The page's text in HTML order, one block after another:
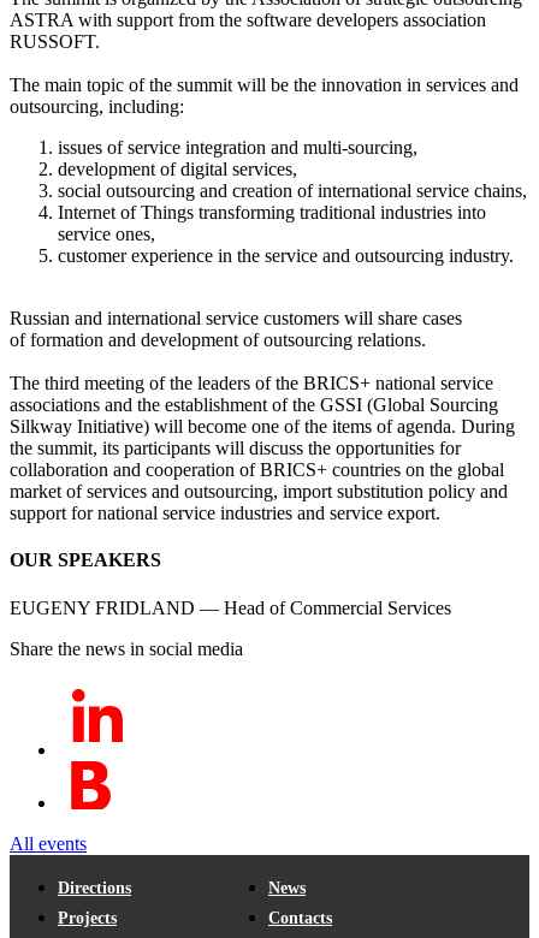
ASTRA with support from the software developers association
RUSSOFT.
The main topic of the summit will be the innovation in services and
outsourcing, including:
issues of service integration and multi-sourcing,
development of digital services,
social outsourcing and creation of international service chains,
Internet of Things transforming traditional industries into
service ones,
customer experience in the service and outsourcing industry.
Russian and international service customers will share cases
of formation and development of outsourcing relations.
The third meeting of the leaders of the BRICS+ national service
associations and the establishment of the GSSI (Global Sourcing
Silkway Initiative) will become one of the items of agenda. During
the summit, its participants will discuss the opportunities for
collaboration and cooperation of BRICS+ countries on the global
market of services and outsourcing, import substitution policy and
support for national service industries and service export.
OUR SPEAKERS
EUGENY FRIDLAND — Head of Commercial Services
Share the news in social media
All events
Directions
Projects
News
Contacts